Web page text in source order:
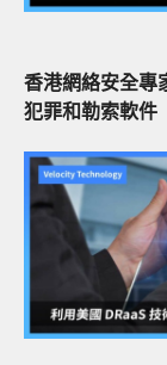
香港網絡安全
犯罪和勒索軟件